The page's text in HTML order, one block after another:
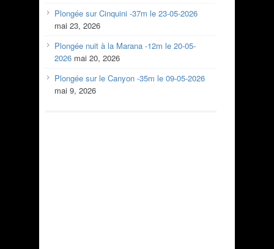
Plongée sur Cinquini -37m le 23-05-2026
mai 23, 2026
Plongée nuit à la Marana -12m le 20-05-
2026 mai 20, 2026
Plongée sur le Canyon -35m le 09-05-2026
mai 9, 2026